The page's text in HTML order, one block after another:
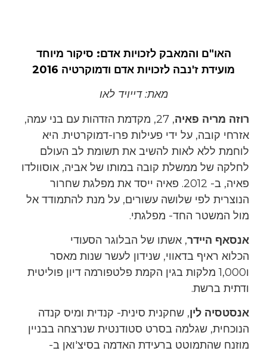
האו"ם והמאבק לזכויות אדם: סיקור מיוחד
מועידת ז'נבה לזכויות אדם ודמוקרטיה 2016
מאת: דייויד לאו
רוזה מריה פאיה
, 27, מקדמת הזדהות עם בני עמה,
אזרחי קובה, על ידי פעילות פרו-דמוקרטית. היא
לוחמת ללא לאות להשיב את תשומת לב העולם
לחלקה של ממשלת קובה במותו של אביה, אוסוולדו
פאיה, ב- 2012. פאיה ייסד את מפלגת שחרור
הנוצרית לפי שלושה עשורים, על מנת להתמודד אל
מול המשטר החד- מפלגתי.
אנסאף היידר, אשתו של הבלוגר הסעודי
הכלוא ראיף בדאווי, שנידון לעשר שנות מאסר
ו1,000 מלקות בגין הקמת פלטפורמה דיון פוליטית
ודתית ברשת.
אנסטסיה לין, שחקנית סינית- קנדית ומיס קנדה
הנוכחית, שגלמה בסרט סטודנטית שנרצחה בבניין
מוזנח שהתמוטט ברעידת האדמה בסיצ'ואן ב-